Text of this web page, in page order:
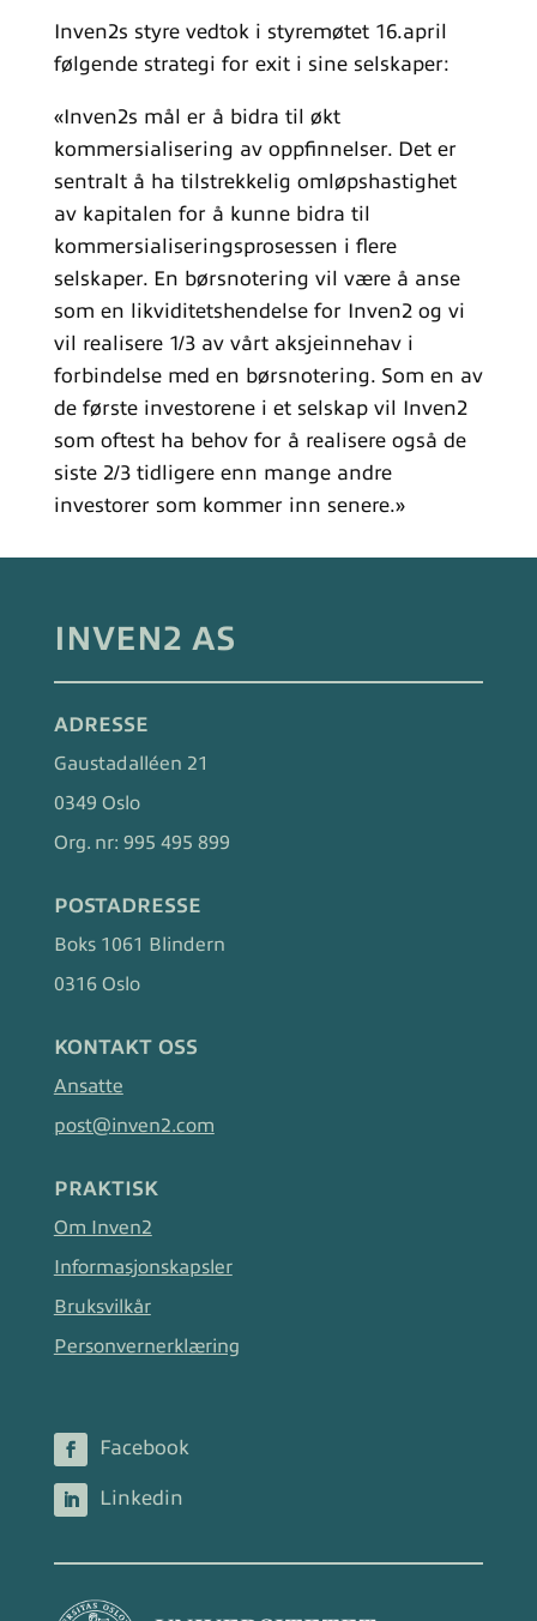
Inven2s styre vedtok i styremøtet 16.april
følgende strategi for exit i sine selskaper:
«Inven2s mål er å bidra til økt
kommersialisering av oppfinnelser. Det er
sentralt å ha tilstrekkelig omløpshastighet
av kapitalen for å kunne bidra til
kommersialiseringsprosessen i flere
selskaper. En børsnotering vil være å anse
som en likviditetshendelse for Inven2 og vi
vil realisere 1/3 av vårt aksjeinnehav i
forbindelse med en børsnotering. Som en av
de første investorene i et selskap vil Inven2
som oftest ha behov for å realisere også de
siste 2/3 tidligere enn mange andre
investorer som kommer inn senere.»
INVEN2 AS
ADRESSE
Gaustadalléen 21
0349 Oslo
Org. nr: 995 495 899
POSTADRESSE
Boks 1061 Blindern
0316 Oslo
KONTAKT OSS
Ansatte
post@inven2.com
PRAKTISK
Om Inven2
Informasjonskapsler
Bruksvilkår
Personvernerklæring